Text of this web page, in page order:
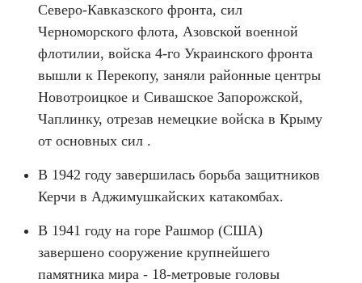
Северо-Кавказского фронта, сил
Черноморского флота, Азовской военной
флотилии, войска 4-го Украинского фронта
вышли к Перекопу, заняли районные центры
Новотроицкое и Сивашское Запорожской,
Чаплинку, отрезав немецкие войска в Крыму
от основных сил .
В 1942 году завершилась борьба защитников
Керчи в Аджимушкайских катакомбах.
В 1941 году на горе Рашмор (США)
завершено сооружение крупнейшего
памятника мира - 18-метровые головы